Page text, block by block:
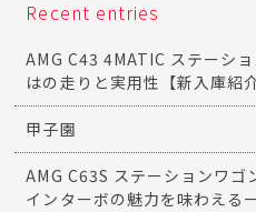
Recent entries
AMG C43 4MATIC ステーシ
はの走りと実用性【新入庫紹介
甲子園
AMG C63S ステーションワゴ
インターボの魅力を味わえる